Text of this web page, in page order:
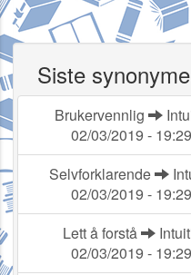
Siste
Brukervennlig
02/03/2019 - 19:29
Selvforklarende
02/03/2019 - 19:29
Lett å forstå
02/03/2019 - 19:29